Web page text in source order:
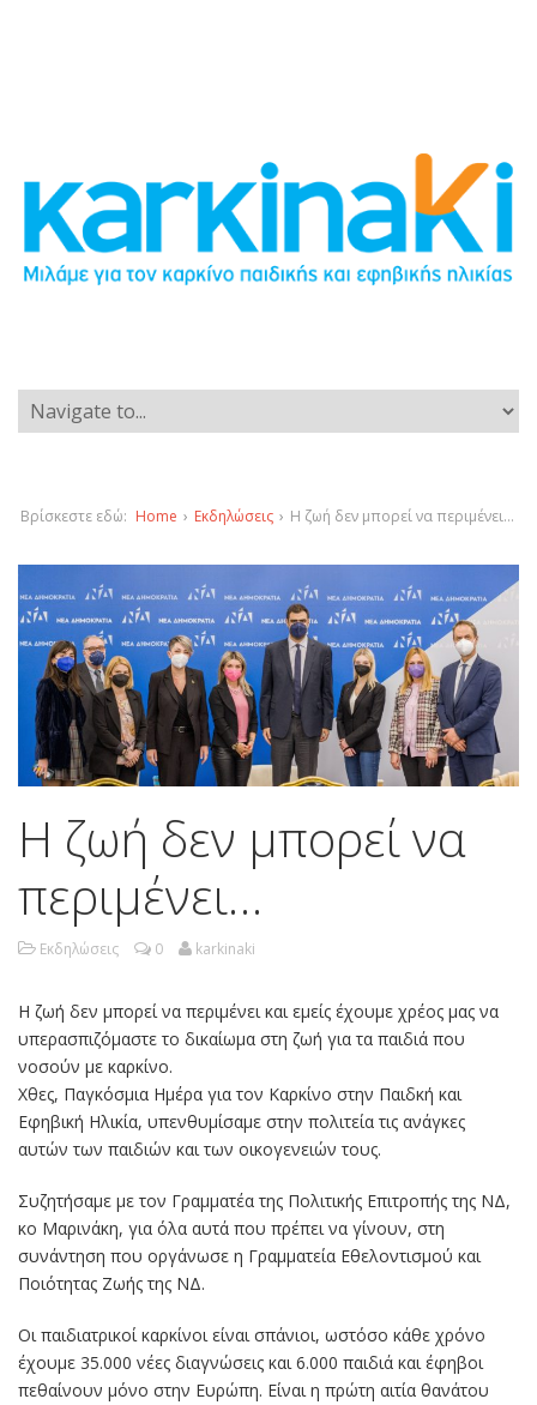
Βρίσκεστε εδώ: Home › Εκδηλώσεις › Η ζωή δεν μπορεί να περιμένει…
Η ζωή δεν μπορεί να
περιμένει…
Εκδηλώσεις 0 karkinaki
Η ζωή δεν μπορεί να περιμένει και εμείς έχουμε χρέος μας να
υπερασπιζόμαστε το δικαίωμα στη ζωή για τα παιδιά που
νοσούν με καρκίνο.
Χθες, Παγκόσμια Ημέρα για τον Καρκίνο στην Παιδκή και
Εφηβική Ηλικία, υπενθυμίσαμε στην πολιτεία τις ανάγκες
αυτών των παιδιών και των οικογενειών τους.
Συζητήσαμε με τον Γραμματέα της Πολιτικής Επιτροπής της ΝΔ,
κο Μαρινάκη, για όλα αυτά που πρέπει να γίνουν, στη
συνάντηση που οργάνωσε η Γραμματεία Εθελοντισμού και
Ποιότητας Ζωής της ΝΔ.
Οι παιδιατρικοί καρκίνοι είναι σπάνιοι, ωστόσο κάθε χρόνο
έχουμε 35.000 νέες διαγνώσεις και 6.000 παιδιά και έφηβοι
πεθαίνουν μόνο στην Ευρώπη. Είναι η πρώτη αιτία θανάτου